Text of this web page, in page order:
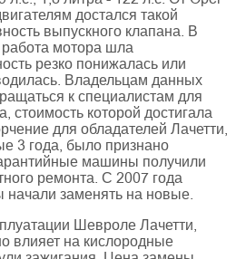
достался такой
выпускного клапана. В
мотора шла
резко понижалась или
Владельцам данных
к специалистам для
стоимость которой достигала
для обладателей Лачетти,
3 года, было признано
машины получили
ремонта. С 2007 года
заменять на новые.
Шевроле Лачетти,
влияет на кислородные